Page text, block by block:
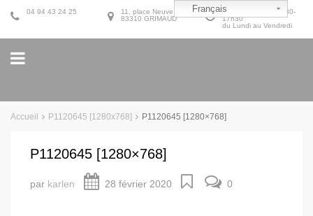
9h30-12h30 et 14h30-
17h30
du Lundi au Vendredi
11, place Neuve
83310 GRIMAUD
04 94 43 24 25
Accueil P1120645 [1280x768] P1120645 [1280×768]
P1120645 [1280×768]
par karlen 28 février 2020 0
Français